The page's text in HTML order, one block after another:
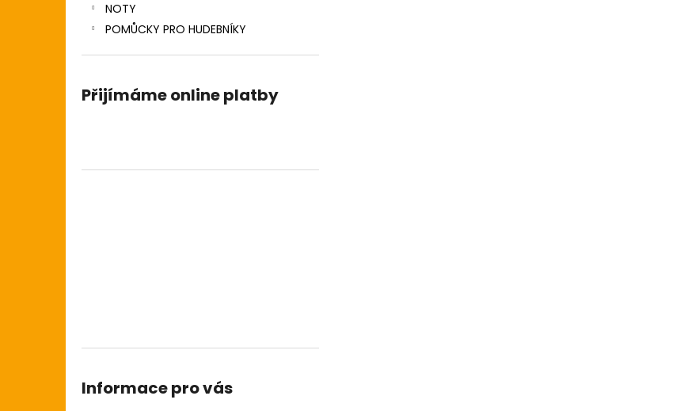
NOTY
POMŮCKY PRO HUDEBNÍKY
Přijímáme online platby
Informace pro vás